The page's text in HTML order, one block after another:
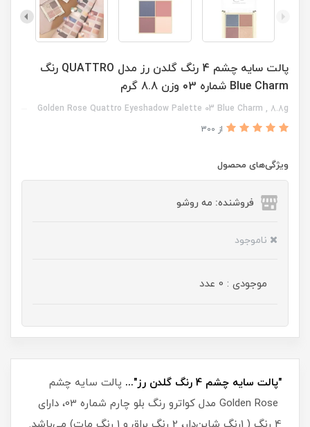
پالت سایه چشم 4 رنگ گلدن رز مدل QUATTRO رنگ
Blue Charm شماره 03 وزن 8.8 گرم
Golden Rose Quattro Eyeshadow Palette 03 Blue Charm , 8.8g
از 300
ویژگی‌های محصول
فروشنده: مه رو‌شو
ناموجود
موجودی : 0 عدد
"پالت سایه چشم 4 رنگ گلدن رز"...
پالت سایه چشم
Golden Rose مدل کواترو رنگ بلو چارم شماره 03، دارای